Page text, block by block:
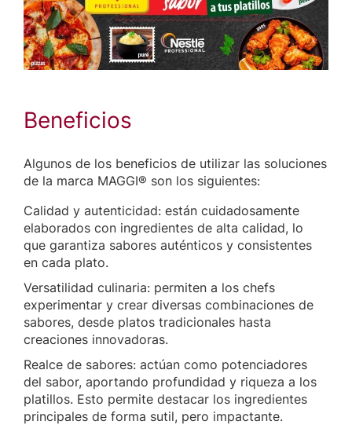
Beneficios
Algunos de los beneficios de utilizar las soluciones
de la marca MAGGI® son los siguientes:
Calidad y autenticidad: están cuidadosamente
elaborados con ingredientes de alta calidad, lo
que garantiza sabores auténticos y consistentes
en cada plato.
Versatilidad culinaria: permiten a los chefs
experimentar y crear diversas combinaciones de
sabores, desde platos tradicionales hasta
creaciones innovadoras.
Realce de sabores: actúan como potenciadores
del sabor, aportando profundidad y riqueza a los
platillos. Esto permite destacar los ingredientes
principales de forma sutil, pero impactante.